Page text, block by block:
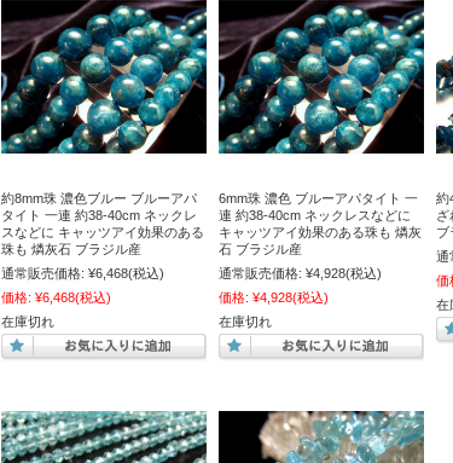
約8mm珠 濃色ブルー ブルーアパ
タイト 一連 約38-40cm ネックレ
スなどに キャッツアイ効果のある
珠も 燐灰石 ブラジル産
通常販売価格: ¥6,468(税込)
価格: ¥6,468(税込)
在庫切れ
6mm珠 濃色 ブルーアパタイト 一
連 約38-40cm ネックレスなどに
キャッツアイ効果のある珠も 燐灰
石 ブラジル産
通常販売価格: ¥4,928(税込)
価格: ¥4,928(税込)
在庫切れ
約
ざ
ブ
通
価
在